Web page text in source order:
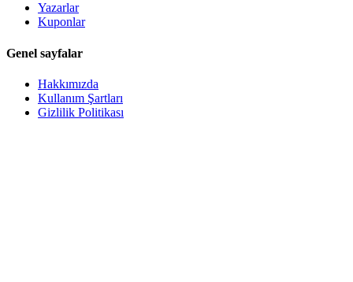
Yazarlar
Kuponlar
Genel sayfalar
Hakkımızda
Kullanım Şartları
Gizlilik Politikası